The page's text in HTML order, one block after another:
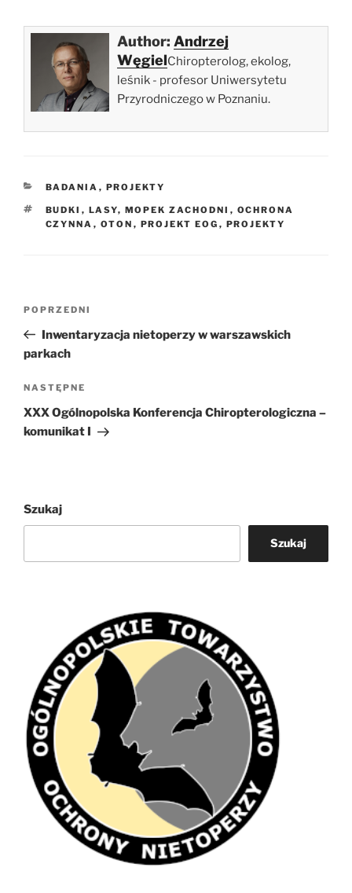
Author: Andrzej
WęgielChiropterolog, ekolog,
leśnik - profesor Uniwersytetu
Przyrodniczego w Poznaniu.
KATEGORIE
BADANIA , PROJEKTY
TAGI
BUDKI , LASY, MOPEK ZACHODNI , OCHRONA
CZYNNA , OTON , PROJEKT EOG , PROJEKTY
Poprzedni
wpis
POPRZEDNI
Inwentaryzacja nietoperzy w warszawskich
parkach
Następny
wpis
NASTĘPNE
XXX Ogólnopolska Konferencja Chiropterologiczna –
komunikat I
Szukaj
Szukaj